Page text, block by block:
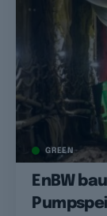
GREEN
EnBW